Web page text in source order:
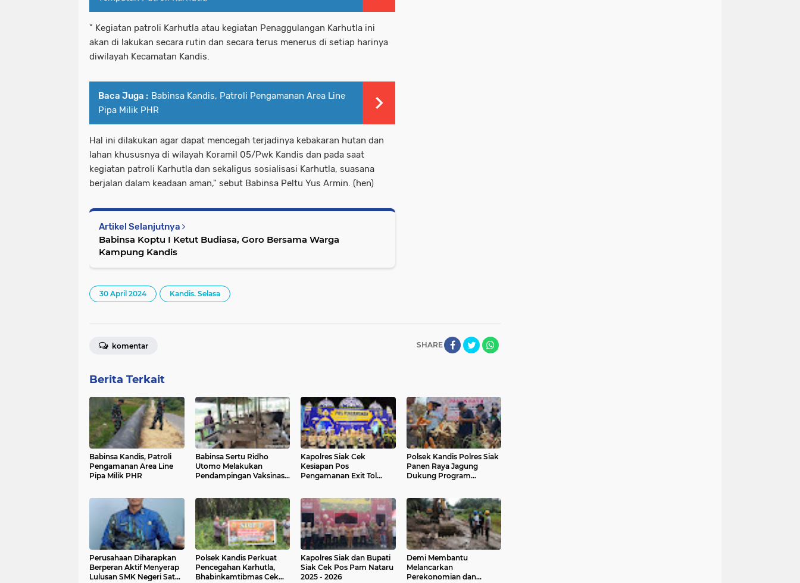
" Kegiatan patroli Karhutla atau kegiatan Penaggulangan Karhutla ini
akan di lakukan secara rutin dan secara terus menerus di setiap harinya
diwilayah Kecamatan Kandis.
Baca Juga : Babinsa Kandis, Patroli Pengamanan Area Line
Pipa Milik PHR
Hal ini dilakukan agar dapat mencegah terjadinya kebakaran hutan dan
lahan khususnya di wilayah Koramil 05/Pwk Kandis dan pada saat
kegiatan patroli Karhutla dan sekaligus sosialisasi Karhutla, suasana
berjalan dalam keadaan aman," sebut Babinsa Peltu Yus Armin. (hen)
Artikel Selanjutnya
Babinsa Koptu I Ketut Budiasa, Goro Bersama Warga
Kampung Kandis
30 April 2024 Kandis. Selasa
SHARE
komentar
Berita Terkait
Babinsa Kandis, Patroli
Pengamanan Area Line
Pipa Milik PHR
Babinsa Sertu Ridho
Utomo Melakukan
Pendampingan Vaksinasi
Kapolres Siak Cek
Kesiapan Pos
Pengamanan Exit Tol
Polsek Kandis Polres Siak
Panen Raya Jagung
Dukung Program
Perusahaan Diharapkan
Berperan Aktif Menyerap
Lulusan SMK Negeri Satu
Polsek Kandis Perkuat
Pencegahan Karhutla,
Bhabinkamtibmas Cek
Kapolres Siak dan Bupati
Siak Cek Pos Pam Nataru
2025 - 2026
Demi Membantu
Melancarkan
Perekonomian dan